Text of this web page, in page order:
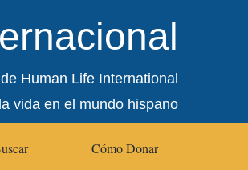
Human Life International
vida en el mundo hispano
Cómo Donar